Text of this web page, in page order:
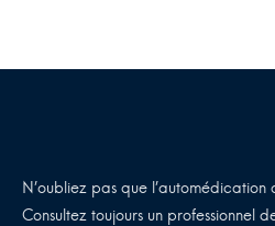
N’oubliez pas que l’automédication
Consultez toujours un professionnel